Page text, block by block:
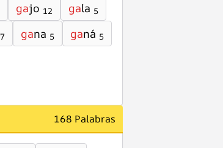
gajo 12 gala 5
7 gana 5 ganá 5
168 Palabras